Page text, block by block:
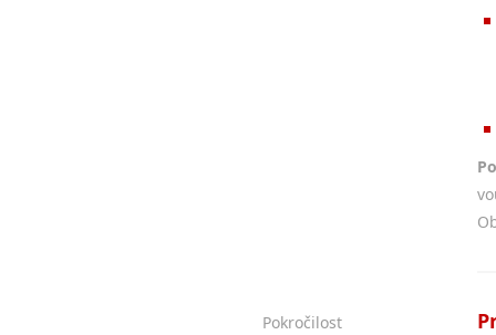
Pokročilost